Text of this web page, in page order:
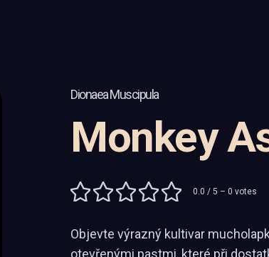
Dionaea Muscipula
Monkey
0.0 / 5 – 0 votes
Objevte výrazný kultivar
otevřenými pastmi, které při